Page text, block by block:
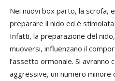
Nei nuovi box parto, la scrofa,
preparare il nido ed è
Infatti, la preparazione del
muoversi, influenzano il
l’assetto ormonale. Si avranno
aggressive, un numero minore